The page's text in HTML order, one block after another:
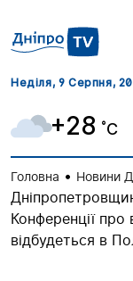
Неділя, 9 Серпня,
+28 ˚C
Головна • Новини
Конференції про
відбудеться в